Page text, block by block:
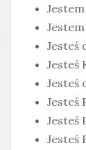
Jesteś
Jesteś
Jesteś
Jesteś
Jesteś
Jesteś